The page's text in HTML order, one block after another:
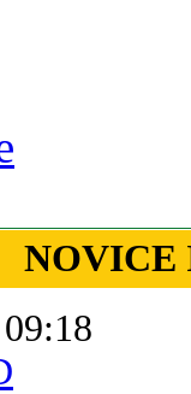
NOVICE